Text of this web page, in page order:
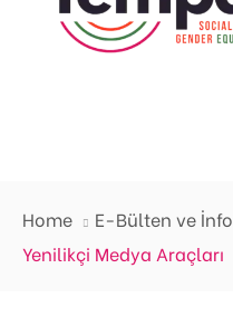
Hakkımızda
Home
E-Bülten ve
Yenilikçi Medya Araçları